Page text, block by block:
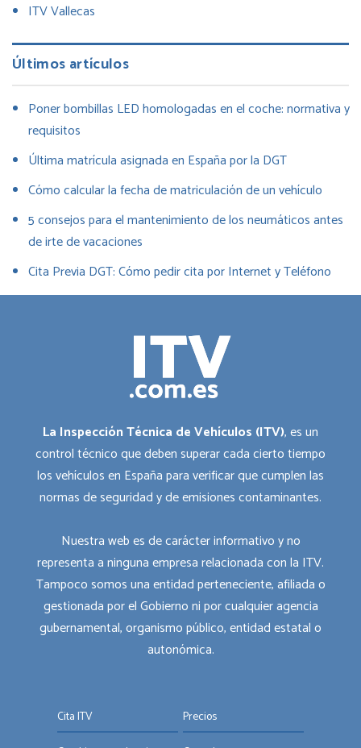
ITV Vallecas
Últimos artículos
Poner bombillas LED homologadas en el coche: normativa y
requisitos
Última matrícula asignada en España por la DGT
Cómo calcular la fecha de matriculación de un vehículo
5 consejos para el mantenimiento de los neumáticos antes
de irte de vacaciones
Cita Previa DGT: Cómo pedir cita por Internet y Teléfono
La Inspección Técnica de Vehículos (ITV), es un
control técnico que deben superar cada cierto tiempo
los vehículos en España para verificar que cumplen las
normas de seguridad y de emisiones contaminantes.
Nuestra web es de carácter informativo y no
representa a ninguna empresa relacionada con la ITV.
Tampoco somos una entidad perteneciente, afiliada o
gestionada por el Gobierno ni por cualquier agencia
gubernamental, organismo público, entidad estatal o
autonómica.
Cita ITV
Precios